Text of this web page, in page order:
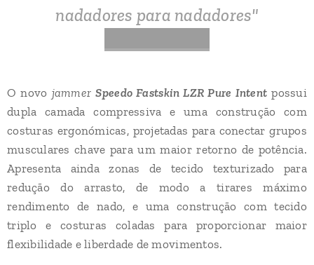
nadadores para nadadores"
O novo jammerSpeedo Fastskin LZR Pure Intent possui
dupla camada compressiva e uma construção com
costuras ergonómicas, projetadas para conectar grupos
musculares chave para um maior retorno de potência.
Apresenta ainda zonas de tecido texturizado para
redução do arrasto, de modo a tirares máximo
rendimento de nado, e uma construção com tecido
triplo e costuras coladas para proporcionar maior
flexibilidade e liberdade de movimentos.